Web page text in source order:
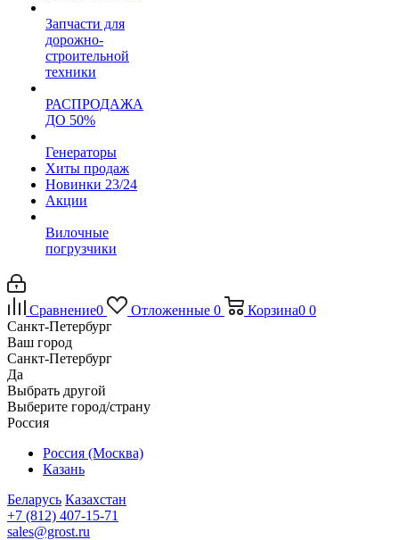
Запчасти для
дорожно-
строительной
техники
РАСПРОДАЖА
ДО 50%
Генераторы
Хиты продаж
Новинки 23/24
Акции
Вилочные
погрузчики
Сравнение0 Отложенные 0 Корзина0 0
Санкт-Петербург
Ваш город
Санкт-Петербург
Да
Выбрать другой
Выберите город/страну
Россия
Россия (Москва)
Казань
Беларусь Казахстан
+7 (812) 407-15-71
sales@grost.ru